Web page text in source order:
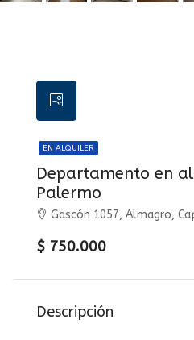
EN ALQUILER
Departamento en
Palermo
Gascón 1057, Almagro,
$ 750.000
Descripción